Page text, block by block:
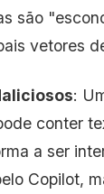
são
vetores
:
conter
a ser
Copilot,